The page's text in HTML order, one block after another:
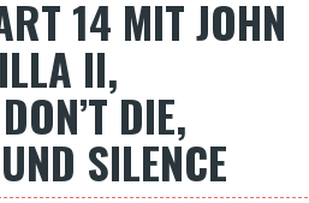
14 MIT JOHN
II,
DIE,
SILENCE